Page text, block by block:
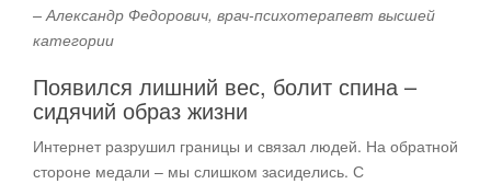
– Александр Федорович, врач-психотерапевт высшей
категории
Появился лишний вес, болит спина –
сидячий образ жизни
Интернет разрушил границы и связал людей. На обратной
стороне медали – мы слишком засиделись. С